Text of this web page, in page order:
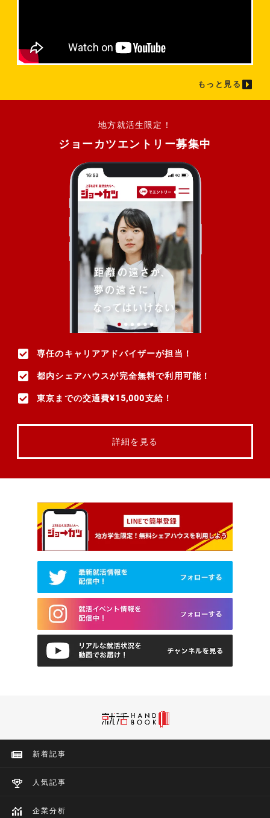
もっと見る
地方就活生限定！
ジョーカツエントリー募集中
専任のキャリアアドバイザーが担当！
都内シェアハウスが完全無料で利用可能！
東京までの交通費¥15,000支給！
詳細を見る
新着記事
人気記事
企業分析